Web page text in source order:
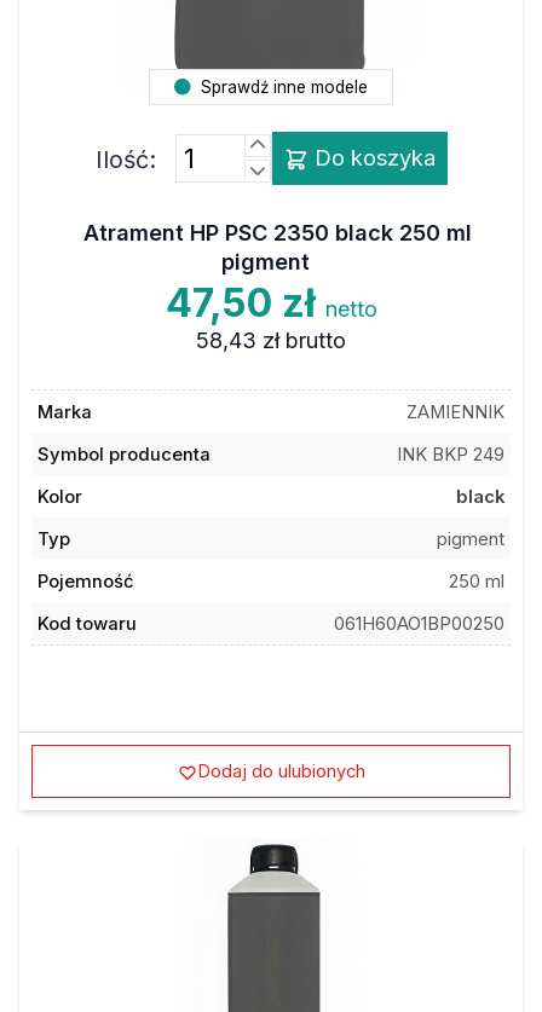
Sprawdź inne modele
Ilość: Do koszyka
Atrament HP PSC 2350 black 250 ml
pigment
47,50 zł netto
58,43 zł brutto
Marka
ZAMIENNIK
Symbol producenta
INK BKP 249
Kolor
black
Typ
pigment
Pojemność
250 ml
Kod towaru
061H60AO1BP00250
Dodaj do ulubionych